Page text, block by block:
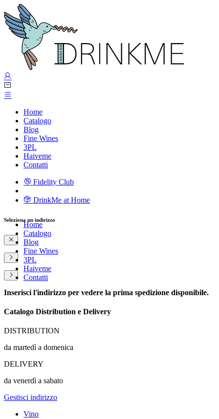
Home
Catalogo
Blog
Fine Wines
3PL
Haiveme
Contatti
Fidelity Club
DrinkMe at Home
Home
Catalogo
Blog
Fine Wines
3PL
Haiveme
Contatti
Seleziona un indirizzo
Inserisci l'indirizzo per vedere la prima spedizione disponibile.
Catalogo Distribution e Delivery
DISTRIBUTION
da martedì a domenica
DELIVERY
da venerdì a sabato
Gestisci indirizzo
Vino